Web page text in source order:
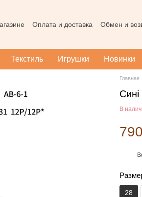
Оплата и доставка Обмен и
Текстиль Игрушки Новинки
Главная
В
28